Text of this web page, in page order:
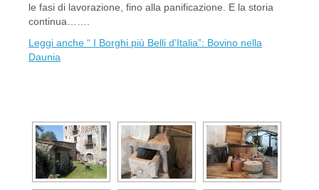
le fasi di lavorazione, fino alla panificazione. E la storia
continua…….
Leggi anche “ I Borghi più Belli d’Italia”: Bovino nella
Daunia